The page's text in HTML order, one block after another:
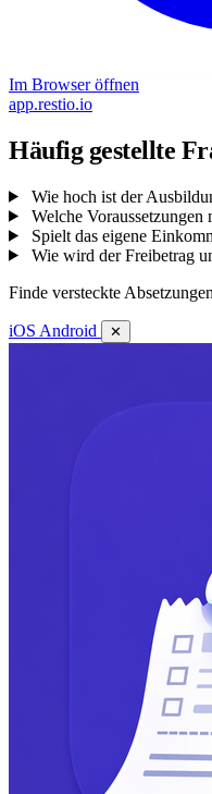
Im Browser öffnen
app.restio.io
Häufig gestellte
Wie hoch ist der
Welche Voraussetzungen
Spielt das eigene
Wie wird der Freibetrag
Finde versteckte
iOS Android ✕